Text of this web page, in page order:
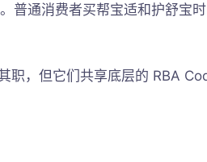
普通消费者买帮宝适和护舒宝
职，但它们共享底层的 RBA